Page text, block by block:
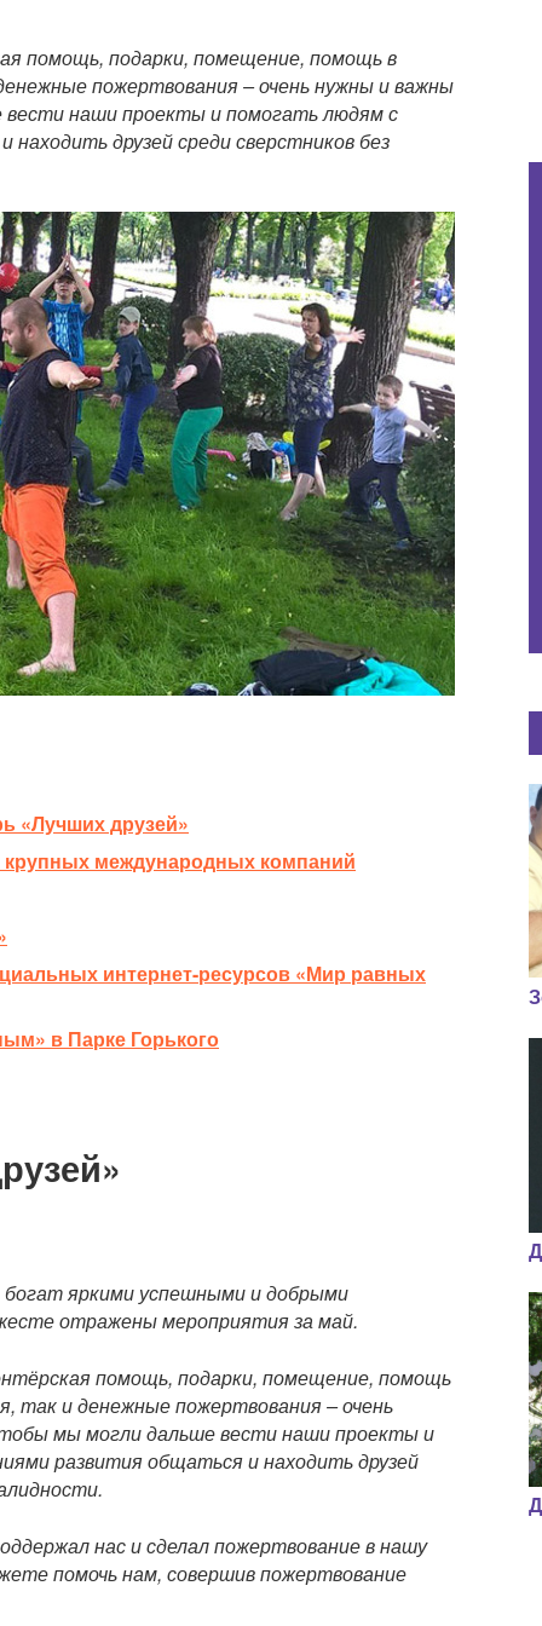
помощь, подарки, помещение, помощь в
пожертвования – очень нужны и важны
наши проекты и помогать людям с
друзей среди сверстников без
«Лучших друзей»
крупных международных компаний
интернет-ресурсов «Мир равных
в Парке Горького
богат яркими успешными и добрыми
отражены мероприятия за май.
помощь, подарки, помещение, помощь
так и денежные пожертвования – очень
мы могли дальше вести наши проекты и
развития общаться и находить друзей
нас и сделал пожертвование в нашу
помочь нам, совершив пожертвование